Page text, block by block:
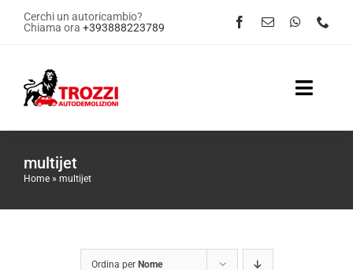
SaltaCerchi un autoricambio?
Chiama ora +393888223789
Toggle
multijet
Home » multijet
Ordina per Nome